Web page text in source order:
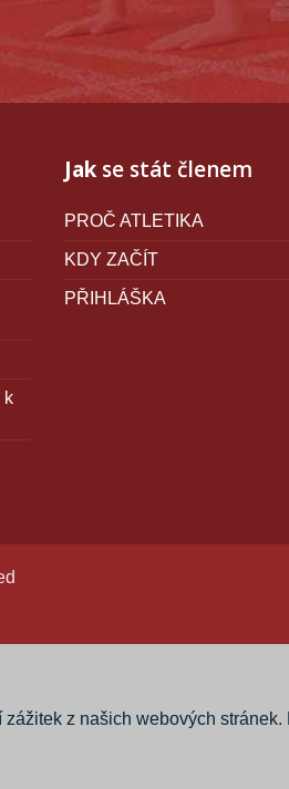
k
Jakse stát členem
PROČ ATLETIKA
KDY ZAČÍT
PŘIHLÁŠKA
z našich webových